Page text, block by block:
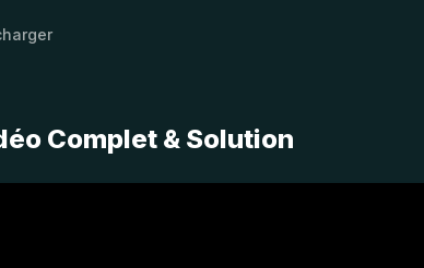
Complet & Solution